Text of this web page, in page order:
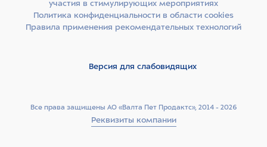
Все права защищены АО «Валта Пет Продактс», 2014 - 2026
Реквизиты компании
участия в стимулирующих мероприятиях
Политика конфиденциальности в области cookies
Правила применения рекомендательных технологий
Версия для слабовидящих